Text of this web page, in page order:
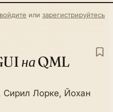
войдите или зарегистрируйтесь
на QML
Сирил Лорке, Йохан